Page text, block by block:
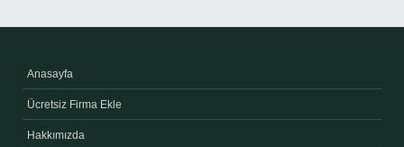
Anasayfa
Ücretsiz Firma Ekle
Hakkımızda